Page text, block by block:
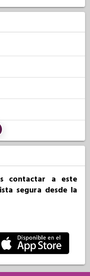
contactar a este
segura desde la